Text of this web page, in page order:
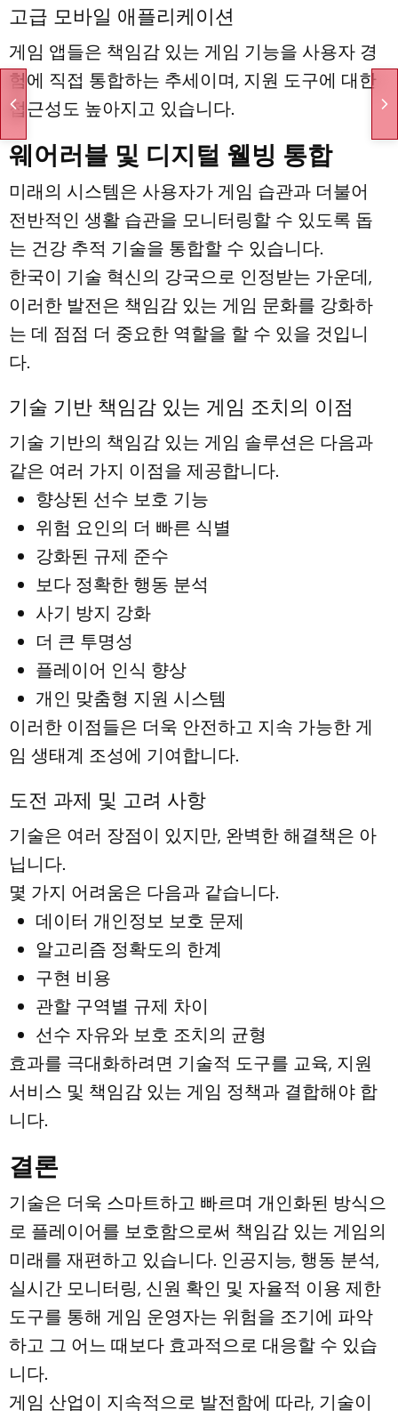
고급 모바일 애플리케이션
게임 앱들은 책임감 있는 게임 기능을 사용자 경
험에 직접 통합하는 추세이며, 지원 도구에 대한
접근성도 높아지고 있습니다.
웨어러블 및 디지털 웰빙 통합
미래의 시스템은 사용자가 게임 습관과 더불어
전반적인 생활 습관을 모니터링할 수 있도록 돕
는 건강 추적 기술을 통합할 수 있습니다.
한국이 기술 혁신의 강국으로 인정받는 가운데,
이러한 발전은 책임감 있는 게임 문화를 강화하
는 데 점점 더 중요한 역할을 할 수 있을 것입니
다.
기술 기반 책임감 있는 게임 조치의 이점
기술 기반의 책임감 있는 게임 솔루션은 다음과
같은 여러 가지 이점을 제공합니다.
향상된 선수 보호 기능
위험 요인의 더 빠른 식별
강화된 규제 준수
보다 정확한 행동 분석
사기 방지 강화
더 큰 투명성
플레이어 인식 향상
개인 맞춤형 지원 시스템
이러한 이점들은 더욱 안전하고 지속 가능한 게
임 생태계 조성에 기여합니다.
도전 과제 및 고려 사항
기술은 여러 장점이 있지만, 완벽한 해결책은 아
닙니다.
몇 가지 어려움은 다음과 같습니다.
데이터 개인정보 보호 문제
알고리즘 정확도의 한계
구현 비용
관할 구역별 규제 차이
선수 자유와 보호 조치의 균형
효과를 극대화하려면 기술적 도구를 교육, 지원
서비스 및 책임감 있는 게임 정책과 결합해야 합
니다.
결론
기술은 더욱 스마트하고 빠르며 개인화된 방식으
로 플레이어를 보호함으로써 책임감 있는 게임의
미래를 재편하고 있습니다. 인공지능, 행동 분석,
실시간 모니터링, 신원 확인 및 자율적 이용 제한
도구를 통해 게임 운영자는 위험을 조기에 파악
하고 그 어느 때보다 효과적으로 대응할 수 있습
니다.
게임 산업이 지속적으로 발전함에 따라, 기술이